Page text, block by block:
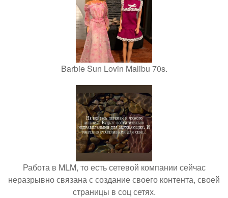
Barbie Sun Lovin Malibu 70s.
Работа в MLM, то есть сетевой компании сейчас
неразрывно связана с создание своего контента, своей
страницы в соц сетях.